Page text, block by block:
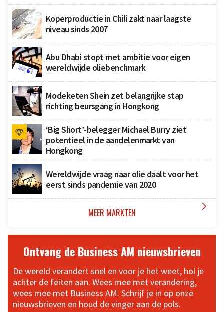
Koperproductie in Chili zakt naar laagste
niveau sinds 2007
Abu Dhabi stopt met ambitie voor eigen
wereldwijde oliebenchmark
Modeketen Shein zet belangrijke stap
richting beursgang in Hongkong
‘Big Short’-belegger Michael Burry ziet
potentieel in de aandelenmarkt van
Hongkong
Wereldwijde vraag naar olie daalt voor het
eerst sinds pandemie van 2020
MEER MARKTEN 
Ontvang de Business AM nieuwsbrieven
De wereld verandert snel en voor je het weet, hol je
achter de feiten aan. Wees mee met verandering,
wees mee met Business AM. Schrijf je in op onze
nieuwsbrieven en houd de vinger aan de pols.